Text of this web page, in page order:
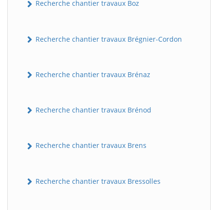
Recherche chantier travaux Boz
Recherche chantier travaux Brégnier-Cordon
Recherche chantier travaux Brénaz
Recherche chantier travaux Brénod
Recherche chantier travaux Brens
Recherche chantier travaux Bressolles